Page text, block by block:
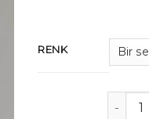
RENK